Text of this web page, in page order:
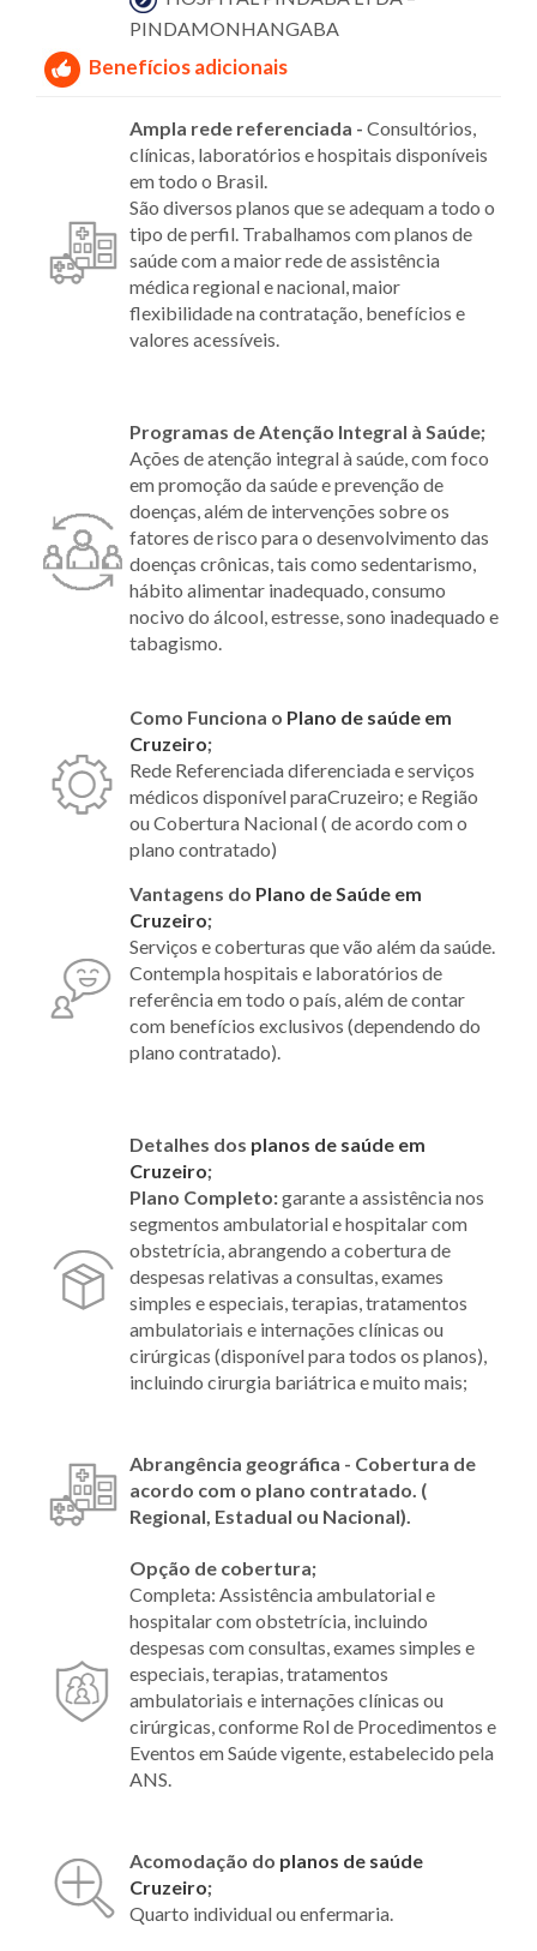
PINDAMONHANGABA
Benefícios adicionais
Ampla rede referenciada - Consultórios,
clínicas, laboratórios e hospitais disponíveis
em todo o Brasil.
São diversos planos que se adequam a todo o
tipo de perfil. Trabalhamos com planos de
saúde com a maior rede de assistência
médica regional e nacional, maior
flexibilidade na contratação, benefícios e
valores acessíveis.
Programas de Atenção Integral à Saúde;
Ações de atenção integral à saúde, com foco
em promoção da saúde e prevenção de
doenças, além de intervenções sobre os
fatores de risco para o desenvolvimento das
doenças crônicas, tais como sedentarismo,
hábito alimentar inadequado, consumo
nocivo do álcool, estresse, sono inadequado e
tabagismo.
Como Funciona o Plano de saúde em
Cruzeiro;
Rede Referenciada diferenciada e serviços
médicos disponível paraCruzeiro; e Região
ou Cobertura Nacional ( de acordo com o
plano contratado)
Vantagens do Plano de Saúde em
Cruzeiro;
Serviços e coberturas que vão além da saúde.
Contempla hospitais e laboratórios de
referência em todo o país, além de contar
com benefícios exclusivos (dependendo do
plano contratado).
Detalhes dos planos de saúde em
Cruzeiro;
Plano Completo:garante a assistência nos
segmentos ambulatorial e hospitalar com
obstetrícia, abrangendo a cobertura de
despesas relativas a consultas, exames
simples e especiais, terapias, tratamentos
ambulatoriais e internações clínicas ou
cirúrgicas (disponível para todos os planos),
incluindo cirurgia bariátrica e muito mais;
Abrangência geográfica - Cobertura de
acordo com o plano contratado. (
Regional, Estadual ou Nacional).
Opção de cobertura;
Completa: Assistência ambulatorial e
hospitalar com obstetrícia, incluindo
despesas com consultas, exames simples e
especiais, terapias, tratamentos
ambulatoriais e internações clínicas ou
cirúrgicas, conforme Rol de Procedimentos e
Eventos em Saúde vigente, estabelecido pela
ANS.
Acomodação do planos de saúde
Cruzeiro;
Quarto individual ou enfermaria.